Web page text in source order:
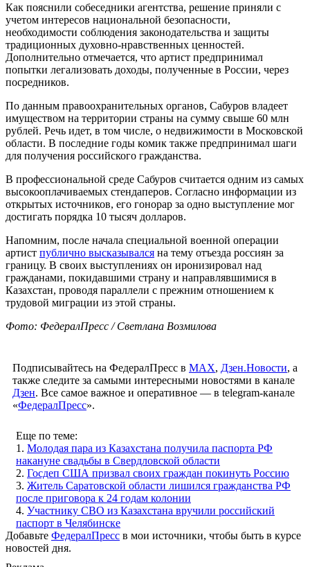
Как пояснили собеседники агентства, решение приняли с
учетом интересов национальной безопасности,
необходимости соблюдения законодательства и защиты
традиционных духовно-нравственных ценностей.
Дополнительно отмечается, что артист предпринимал
попытки легализовать доходы, полученные в России, через
посредников.
По данным правоохранительных органов, Сабуров владеет
имуществом на территории страны на сумму свыше 60 млн
рублей. Речь идет, в том числе, о недвижимости в Московской
области. В последние годы комик также предпринимал шаги
для получения российского гражданства.
В профессиональной среде Сабуров считается одним из самых
высокооплачиваемых стендаперов. Согласно информации из
открытых источников, его гонорар за одно выступление мог
достигать порядка 10 тысяч долларов.
Напомним, после начала специальной военной операции
артист публично высказывался на тему отъезда россиян за
границу. В своих выступлениях он иронизировал над
гражданами, покидавшими страну и направлявшимися в
Казахстан, проводя параллели с прежним отношением к
трудовой миграции из этой страны.
Фото: ФедералПресс / Светлана Возмилова
Подписывайтесь на ФедералПресс в МАХ, Дзен.Новости, а
также следите за самыми интересными новостями в канале
Дзен. Все самое важное и оперативное — в telegram-канале
«ФедералПресс».
Еще по теме:
1. Молодая пара из Казахстана получила паспорта РФ
накануне свадьбы в Свердловской области
2. Госдеп США призвал своих граждан покинуть Россию
3. Житель Саратовской области лишился гражданства РФ
после приговора к 24 годам колонии
4. Участнику СВО из Казахстана вручили российский
паспорт в Челябинске
Добавьте ФедералПресс в мои источники, чтобы быть в курсе
новостей дня.